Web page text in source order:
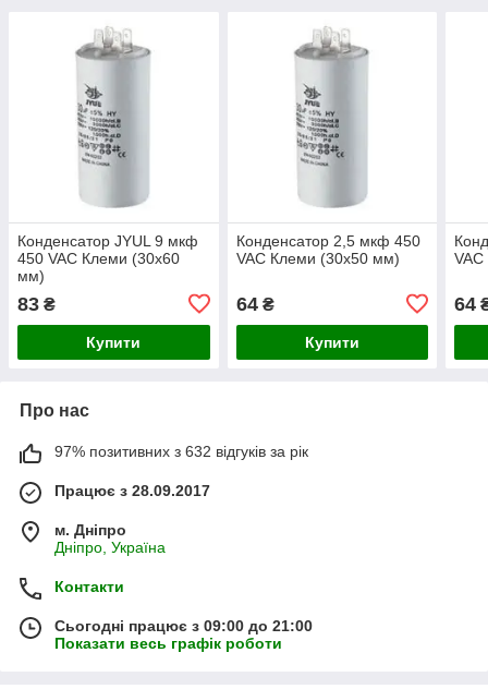
Конденсатор JYUL 9 мкф
450 VAC Клеми (30х60
мм)
83 ₴
Купити
Конденсатор 2,5 мкф 450
VAC Клеми (30х50 мм)
64₴
Купити
64
Про нас
97% позитивних з 632 відгуків за рік
Працює з 28.09.2017
м. Дніпро
Дніпро, Україна
Контакти
Сьогодні працює з 09:00 до 21:00
Показати весь графік роботи